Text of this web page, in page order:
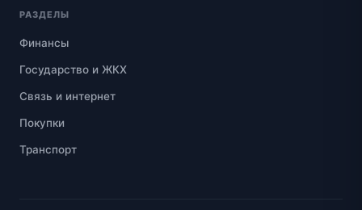
РАЗДЕЛЫ
Финансы
Государство и ЖКХ
Связь и интернет
Покупки
Транспорт